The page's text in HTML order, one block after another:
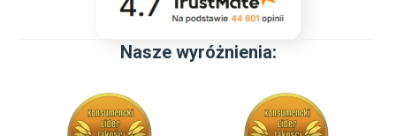
Nasze wyróżnienia: